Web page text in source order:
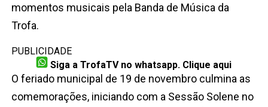
momentos musicais pela Banda de Música da
Trofa.
PUBLICIDADE
Siga a TrofaTV no whatsapp. Clique aqui
O feriado municipal de 19 de novembro culmina as
comemorações, iniciando com a Sessão Solene no